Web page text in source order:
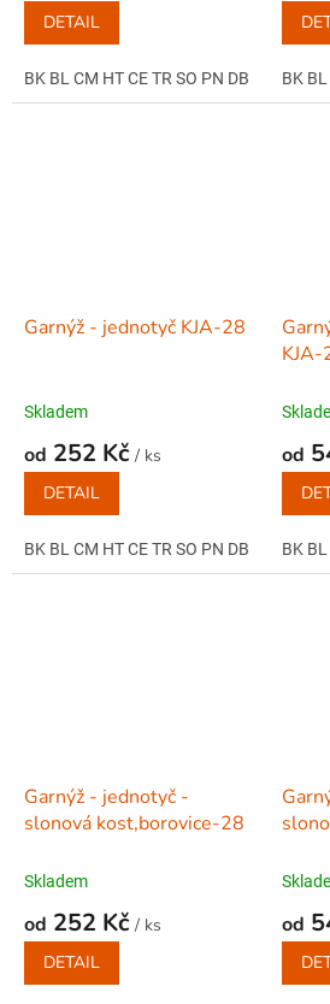
DETAIL
BK BL CM HT CE TR SO PN DB BK BL
Garnýž - jednotyč KJA-28
Skladem
od 252 Kč / ks
DETAIL
BK BL CM HT CE TR SO PN DB
KJA-
od
BK BL
Garnýž - jednotyč -
slonová kost,borovice-28
Skladem
od 252 Kč / ks
DETAIL
od